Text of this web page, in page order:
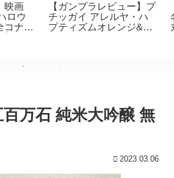
映画
ロウ
コナン
【ガンプラレビュー】プ
チッガイ アレルヤ・ハ
プティズムオレンジ&プ
万石 純米大吟醸 無
2023.03.06